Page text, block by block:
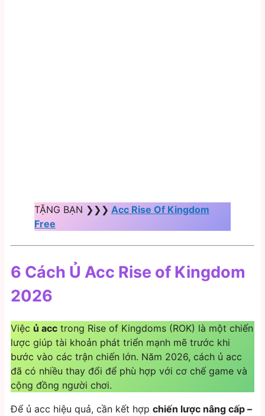
TẶNG BẠN ❯❯❯ Acc Rise Of Kingdom
Free
6 Cách Ủ Acc Rise of Kingdom
2026
Việc ủ acc trong Rise of Kingdoms (ROK) là một chiến
lược giúp tài khoản phát triển mạnh mẽ trước khi
bước vào các trận chiến lớn. Năm 2026, cách ủ acc
đã có nhiều thay đổi để phù hợp với cơ chế game và
cộng đồng người chơi.
Để ủ acc hiệu quả, cần kết hợp chiến lược nâng cấp –